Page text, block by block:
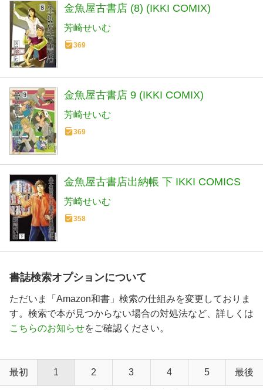
金魚屋古書店 (8) (IKKI COMIX)
芳崎せいむ
369
金魚屋古書店 9 (IKKI COMIX)
芳崎せいむ
369
金魚屋古書店出納帳 下 IKKI COMICS
芳崎せいむ
358
書誌検索オプションについて
ただいま「Amazon和書」検索の仕組みを変更しておりま
す。検索で本が見つからない場合の対処法など、詳しくは
こちらのお知らせをご確認ください。
最初 1 2 3 4 5 最後